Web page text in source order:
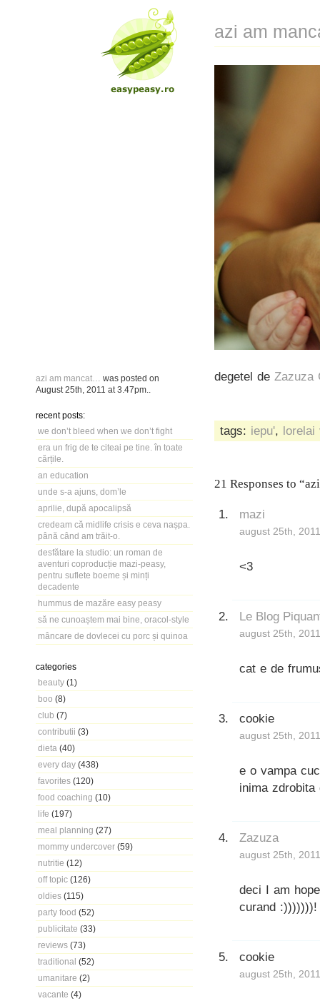
azi am mancat…
was posted on
August 25th, 2011 at 3.47pm
recent posts:
we don’t bleed when we don’t fight
era un frig de te citeai pe tine. în toate
cărțile.
an education
unde s-a ajuns, dom’le
aprilie, după apocalipsă
credeam că midlife crisis e ceva nașpa.
până când am trăit-o.
desfătare la studio: un roman de
aventuri coproducție mazi-peasy,
pentru suflete boeme și minți
decadente
hummus de mazăre easy peasy
să ne cunoaștem mai bine, oracol-style
mâncare de dovlecei cu porc și quinoa
categories
beauty (1)
boo (8)
club (7)
contributii (3)
dieta (40)
every day (438)
favorites (120)
food coaching (10)
life (197)
meal planning (27)
mommy undercover (59)
nutritie (12)
off topic (126)
oldies (115)
party food (52)
publicitate (33)
reviews (73)
traditional (52)
umanitare (2)
vacante (4)
azi am
degetel de Zazuza
tags: iepu', lorelai
21 Responses to
mazi
august 25th,
<3
Le Blog
august 25th,
cat e de
cookie
august 25th,
e o vampa
inima zdrobita
Zazuza
august 25th,
deci I am
curand :)))))))!
cookie
august 25th,